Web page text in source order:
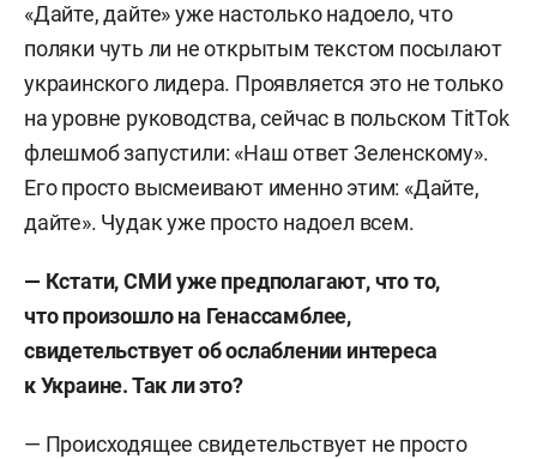
«Дайте, дайте» уже настолько надоело, что
поляки чуть ли не открытым текстом посылают
украинского лидера. Проявляется это не только
на уровне руководства, сейчас в польском TitTok
флешмоб запустили: «Наш ответ Зеленскому».
Его просто высмеивают именно этим: «Дайте,
дайте». Чудак уже просто надоел всем.
— Кстати, СМИ уже предполагают, что то,
что произошло на Генассамблее,
свидетельствует об ослаблении интереса
к Украине. Так ли это?
— Происходящее свидетельствует не просто